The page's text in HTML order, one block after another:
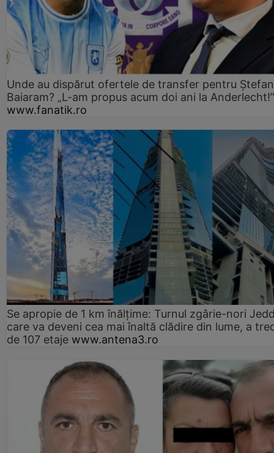
Unde au dispărut ofertele de transfer pentru Ștefan
Baiaram? „L-am propus acum doi ani la Anderlecht!”
www.fanatik.ro
Se apropie de 1 km înălțime: Turnul zgârie-nori
care va deveni cea mai înaltă clădire din lume, a
de 107 etaje www.antena3.ro